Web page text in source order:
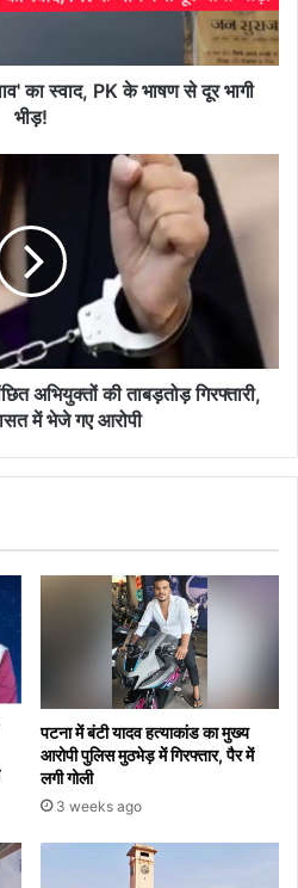
का स्वाद, PK के भाषण से दूर भागी
भीड़!
अभियुक्तों की ताबड़तोड़ गिरफ्तारी,
में भेजे गए आरोपी
पटना में बंटी यादव हत्याकांड का मुख्य
आरोपी पुलिस मुठभेड़ में गिरफ्तार, पैर में
लगी गोली
3 weeks ago